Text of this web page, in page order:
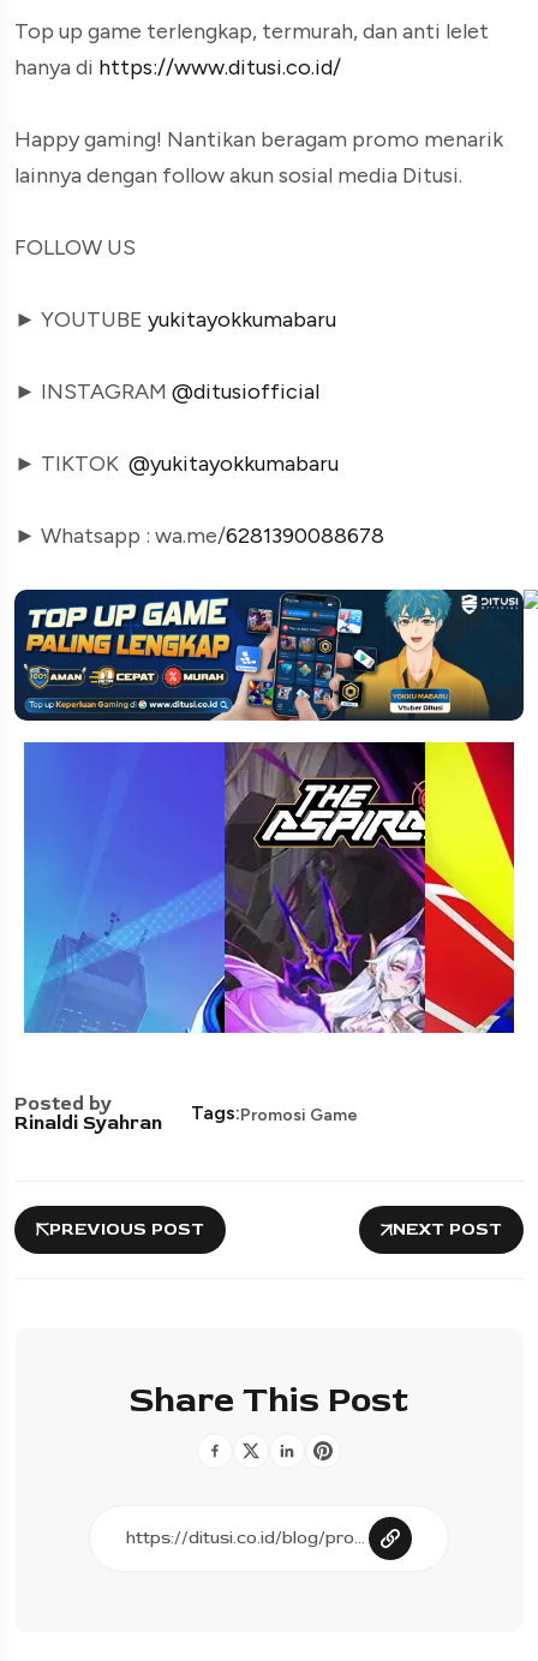
Top up game terlengkap, termurah, dan anti lelet
hanya di https://www.ditusi.co.id/
Happy gaming! Nantikan beragam promo menarik
lainnya dengan follow akun sosial media Ditusi.
FOLLOW US
► YOUTUBE yukitayokkumabaru
► INSTAGRAM @ditusiofficial
► TIKTOK @yukitayokkumabaru
► Whatsapp : wa.me/6281390088678
Posted by
Rinaldi Syahran
Tags:Promosi Game
PREVIOUS POST NEXT POST
Share This Post